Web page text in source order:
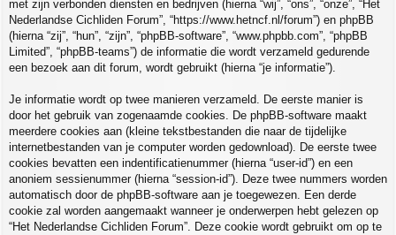
met zijn verbonden diensten en bedrijven (hierna “wij”, “ons”, “onze”, “Het
Nederlandse Cichliden Forum”, “https://www.hetncf.nl/forum”) en phpBB
(hierna “zij”, “hun”, “zijn”, “phpBB-software”, “www.phpbb.com”, “phpBB
Limited”, “phpBB-teams”) de informatie die wordt verzameld gedurende
een bezoek aan dit forum, wordt gebruikt (hierna “je informatie”).
Je informatie wordt op twee manieren verzameld. De eerste manier is
door het gebruik van zogenaamde cookies. De phpBB-software maakt
meerdere cookies aan (kleine tekstbestanden die naar de tijdelijke
internetbestanden van je computer worden gedownload). De eerste twee
cookies bevatten een indentificatienummer (hierna “user-id”) en een
anoniem sessienummer (hierna “session-id”). Deze twee nummers worden
automatisch door de phpBB-software aan je toegewezen. Een derde
cookie zal worden aangemaakt wanneer je onderwerpen hebt gelezen op
“Het Nederlandse Cichliden Forum”. Deze cookie wordt gebruikt om op te